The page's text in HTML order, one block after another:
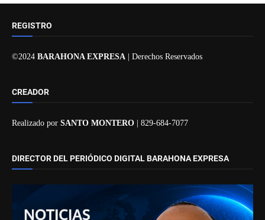
REGISTRO
©2024 BARAHONA EXPRESA | Derechos Reservados
CREADOR
Realizado por SANTO MONTERO | 829-684-7077
DIRECTOR DEL PERIÓDICO DIGITAL BARAHONA EXPRESA